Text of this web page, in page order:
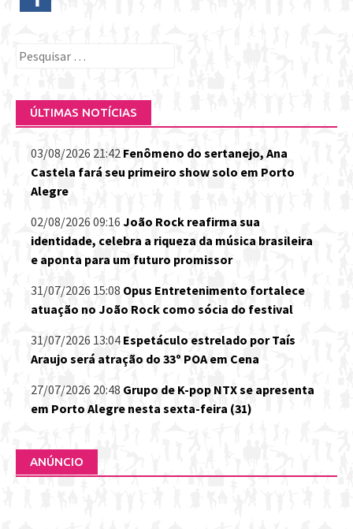
Pesquisar
ÚLTIMAS NOTÍCIAS
03/08/2026 21:42 Fenômeno do sertanejo, Ana
Castela fará seu primeiro show solo em Porto
Alegre
02/08/2026 09:16 João Rock reafirma sua
identidade, celebra a riqueza da música brasileira
e aponta para um futuro promissor
31/07/2026 15:08 Opus Entretenimento fortalece
atuação no João Rock como sócia do festival
31/07/2026 13:04 Espetáculo estrelado por Taís
Araujo será atração do 33º POA em Cena
27/07/2026 20:48 Grupo de K-pop NTX se apresenta
em Porto Alegre nesta sexta-feira (31)
ANÚNCIO